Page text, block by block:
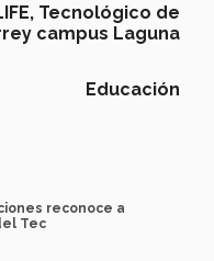
Tecnológico de
campus Laguna
Educación
reconoce a
Tec